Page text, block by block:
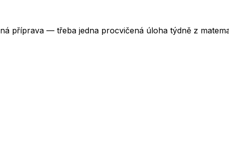
příprava — třeba jedna procvičená úloha týdně z